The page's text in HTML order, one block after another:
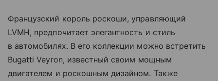
Французский король роскоши, управляющий
LVMH, предпочитает элегантность и стиль
в автомобилях. В его коллекции можно встретить
Bugatti Veyron, известный своим мощным
двигателем и роскошным дизайном. Также